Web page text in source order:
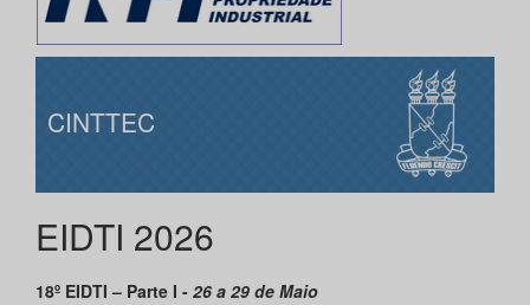
CINTTEC
EIDTI 2026
18º​ EIDTI – Parte I - 26 a 29 de Maio